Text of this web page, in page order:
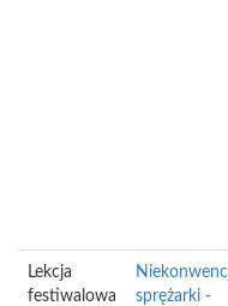
Lekcja
festiwalowa
sprężarki -